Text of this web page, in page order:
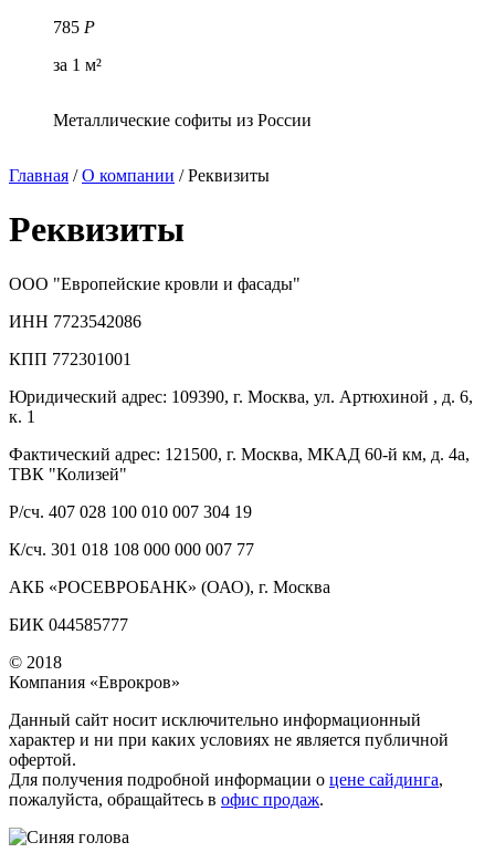
785 Р
за 1 м²
Металлические софиты из России
Главная /О компании /Реквизиты
Реквизиты
ООО "Европейские кровли и фасады"
ИНН 7723542086
КПП 772301001
Юридический адрес: 109390, г. Москва, ул. Артюхиной , д. 6,
к. 1
Фактический адрес: 121500, г. Москва, МКАД 60-й км, д. 4а,
ТВК "Колизей"
Р/сч. 407 028 100 010 007 304 19
К/сч. 301 018 108 000 000 007 77
АКБ «РОСЕВРОБАНК» (ОАО), г. Москва
БИК 044585777
© 2018
Компания «Еврокров»
Данный сайт носит исключительно информационный
характер и ни при каких условиях не является публичной
офертой.
Для получения подробной информации о цене сайдинга,
пожалуйста, обращайтесь в офис продаж.